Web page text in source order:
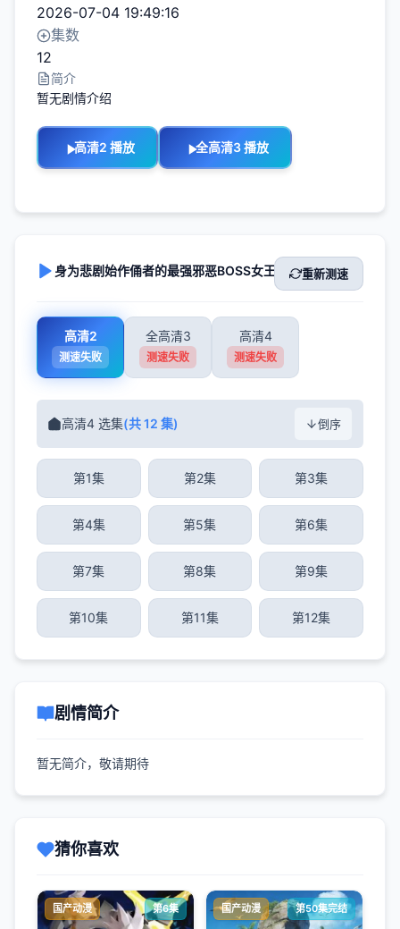
2026-07-04 19:49:16
集数
12
简介
暂无剧情介绍
高清2 播放 全高清3 播放
身为悲剧始作俑者的最强邪恶BOSS女王为民竭心尽力。 第二
重新测速
高清2
测速失败
全高清3
测速失败
高清4
测速失败
高清4 选集(共 12 集) 倒序
第1集 第2集 第3集
第4集 第5集 第6集
第7集 第8集 第9集
第10集 第11集 第12集
剧情简介
暂无简介，敬请期待
猜你喜欢
国产动漫 第6集 国产动漫 第50集完结